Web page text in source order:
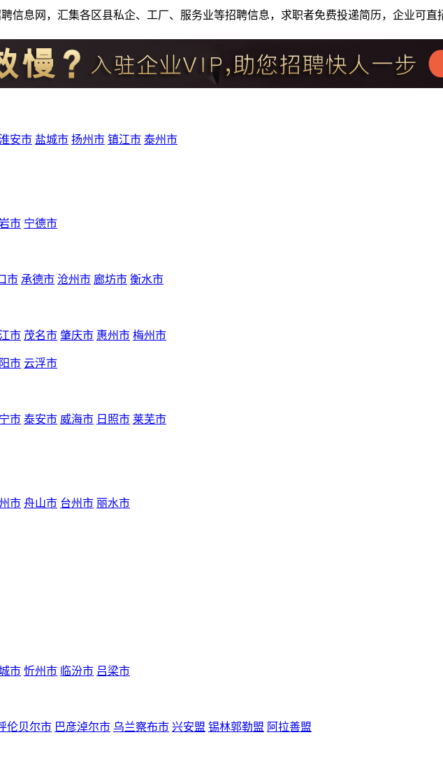
信息网，汇集各区县私企、工厂、服务业等招聘信息，求职者免费投递简历，企业可
安市 盐城市 扬州市 镇江市 泰州市
市 宁德市
市 承德市 沧州市 廊坊市 衡水市
市 茂名市 肇庆市 惠州市 梅州市
市 云浮市
市 泰安市 威海市 日照市 莱芜市
市 舟山市 台州市 丽水市
市 忻州市 临汾市 吕梁市
伦贝尔市 巴彦淖尔市 乌兰察布市 兴安盟 锡林郭勒盟 阿拉善盟